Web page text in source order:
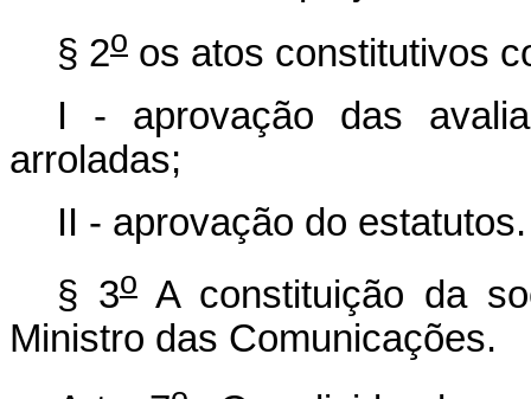
§ 2o os atos constitutivos
I - aprovação das
arroladas;
II - aprovação do estatutos.
§ 3oA constituição da
Ministro das Comunicações.